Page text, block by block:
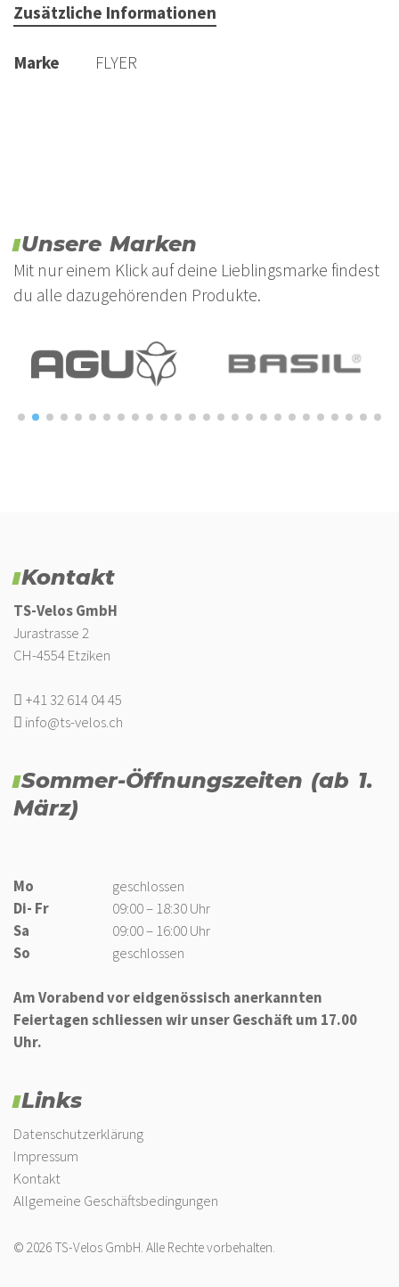
Zusätzliche Informationen
Marke FLYER
Unsere Marken
Mit nur einem Klick auf deine Lieblingsmarke findest
du alle dazugehörenden Produkte.
Kontakt
TS-Velos GmbH
Jurastrasse 2
CH-4554 Etziken
+41 32 614 04 45
info@ts-velos.ch
Sommer-Öffnungszeiten (ab 1.
März)
Mo
geschlossen
Di- Fr
09:00 – 18:30 Uhr
Sa
09:00 – 16:00 Uhr
So
geschlossen
Am Vorabend vor eidgenössisch anerkannten
Feiertagen schliessen wir unser Geschäft um 17.00
Uhr.
Links
Datenschutzerklärung
Impressum
Kontakt
Allgemeine Geschäftsbedingungen
© 2026 TS-Velos GmbH. Alle Rechte vorbehalten.